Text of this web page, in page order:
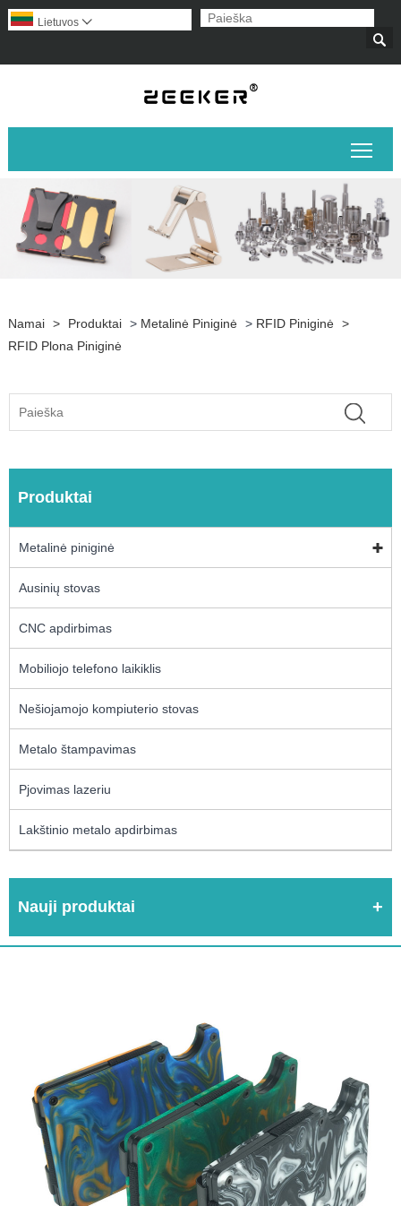

Lietuvos 
Namai > Produktai > Metalinė Piniginė > RFID Piniginė >
RFID Plona Piniginė
Produktai
Metalinė piniginė
Ausinių stovas
CNC apdirbimas
Mobiliojo telefono laikiklis
Nešiojamojo kompiuterio stovas
Metalo štampavimas
Pjovimas lazeriu
Lakštinio metalo apdirbimas
Nauji produktai